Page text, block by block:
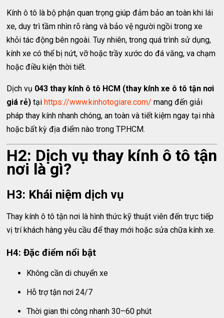
Kính ô tô là bộ phận quan trọng giúp đảm bảo an toàn khi lái
xe, duy trì tầm nhìn rõ ràng và bảo vệ người ngồi trong xe
khỏi tác động bên ngoài. Tuy nhiên, trong quá trình sử dụng,
kính xe có thể bị nứt, vỡ hoặc trầy xước do đá văng, va chạm
hoặc điều kiện thời tiết.
Dịch vụ 043 thay kính ô tô HCM (thay kính xe ô tô tận nơi
giá rẻ) tạihttps://www.kinhotogiare.com/ mang đến giải
pháp thay kính nhanh chóng, an toàn và tiết kiệm ngay tại nhà
hoặc bất kỳ địa điểm nào trong TP.HCM.
H2: Dịch vụ thay kính ô tô tận
nơi là gì?
H3: Khái niệm dịch vụ
Thay kính ô tô tận nơi là hình thức kỹ thuật viên đến trực tiếp
vị trí khách hàng yêu cầu để thay mới hoặc sửa chữa kính xe.
H4: Đặc điểm nổi bật
Không cần di chuyển xe
Hỗ trợ tận nơi 24/7
Thời gian thi công nhanh 30–60 phút